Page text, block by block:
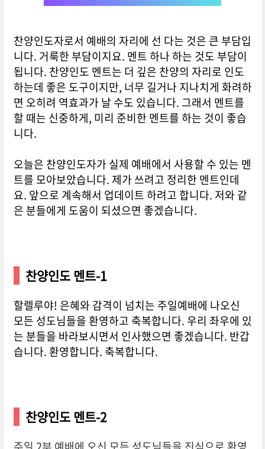
찬양인도자로서 예배의 자리에 선 다는 것은 큰 부담입
니다. 거룩한 부담이지요. 멘트 하나 하는 것도 부담이
됩니다. 찬양인도 멘트는 더 깊은 찬양의 자리로 인도
하는데 좋은 도구이지만, 너무 길거나 지나치게 화려하
면 오히려 역효과가 날 수도 있습니다. 그래서 멘트를
할 때는 신중하게, 미리 준비한 멘트를 하는 것이 좋습
니다.
오늘은 찬양인도자가 실제 예배에서 사용할 수 있는 멘
트를 모아보았습니다. 제가 쓰려고 정리한 멘트인데
요. 앞으로 계속해서 업데이트 하려고 합니다. 저와 같
은 분들에게 도움이 되셨으면 좋겠습니다.
찬양인도 멘트-1
할렐루야! 은혜와 감격이 넘치는 주일예배에 나오신
모든 성도님들을 환영하고 축복합니다. 우리 좌우에 있
는 분들을 바라보시면서 인사했으면 좋겠습니다. 반갑
습니다. 환영합니다. 축복합니다.
찬양인도 멘트-2